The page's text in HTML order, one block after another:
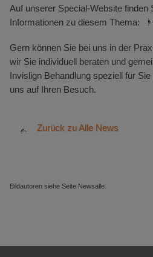
Auf unserer Special-Website finden
Informationen zu diesem Thema:
Gern können Sie bei uns in der
wir Sie individuell beraten und
Invislign Behandlung speziell für
uns auf Ihren Besuch.
Zurück zu Alle News
Bildautoren siehe Seite Newsalle.